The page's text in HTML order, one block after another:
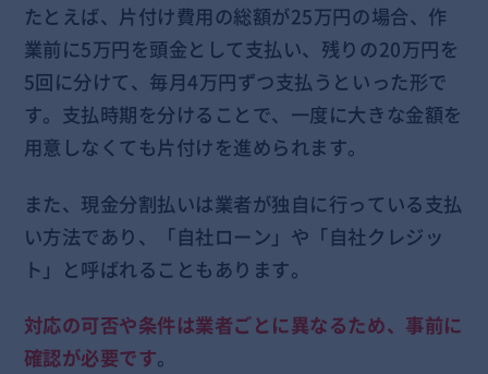
たとえば、片付け費用の総額が25万円の場合、作
業前に5万円を頭金として支払い、残りの20万円を
5回に分けて、毎月4万円ずつ支払うといった形で
す。支払時期を分けることで、一度に大きな金額を
用意しなくても片付けを進められます。
また、現金分割払いは業者が独自に行っている支払
い方法であり、「自社ローン」や「自社クレジッ
ト」と呼ばれることもあります。
対応の可否や条件は業者ごとに異なるため、事前に
確認が必要です。